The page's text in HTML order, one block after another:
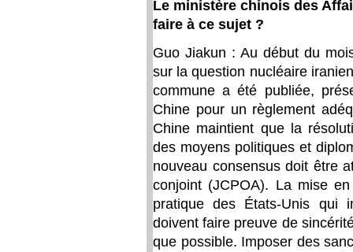
Le ministère chinois des
faire à ce sujet ?
Guo Jiakun : Au début du
sur la question nucléaire
commune a été publiée,
Chine pour un règlement
Chine maintient que la
des moyens politiques et
nouveau consensus doit être
conjoint (JCPOA). La mise
pratique des États-Unis qui
doivent faire preuve de
que possible. Imposer des